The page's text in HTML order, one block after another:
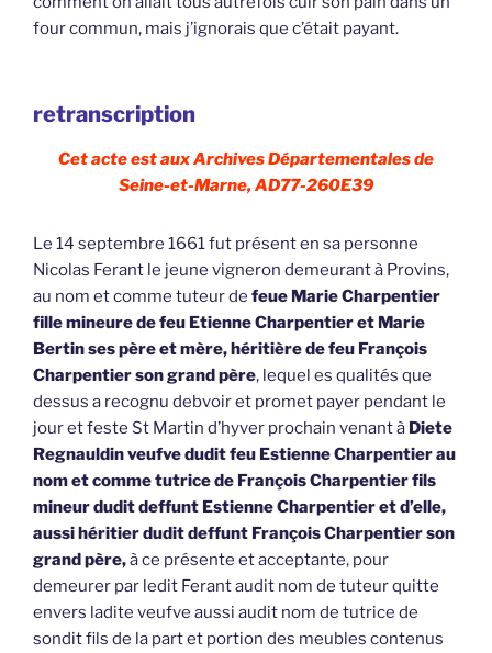
four commun, mais j’ignorais que c’était payant.
retranscription
Cet acte est aux Archives Départementales de
Seine-et-Marne, AD77-260E39
Le 14 septembre 1661 fut présent en sa personne
Nicolas Ferant le jeune vigneron demeurant à Provins,
au nom et comme tuteur de feue Marie Charpentier
fille mineure de feu Etienne Charpentier et Marie
Bertin ses père et mère, héritière de feu François
Charpentier son grand père, lequel es qualités que
dessus a recognu debvoir et promet payer pendant le
jour et feste St Martin d’hyver prochain venant à Diete
Regnauldin veufve dudit feu Estienne Charpentier au
nom et comme tutrice de François Charpentier fils
mineur dudit deffunt Estienne Charpentier et d’elle,
aussi héritier dudit deffunt François Charpentier son
grand père,à ce présente et acceptante, pour
demeurer par ledit Ferant audit nom de tuteur quitte
envers ladite veufve aussi audit nom de tutrice de
sondit fils de la part et portion des meubles contenus